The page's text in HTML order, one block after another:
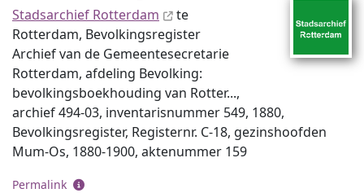
Stadsarchief Rotterdam
te
Rotterdam, Bevolkingsregister
Archief van de Gemeentesecretarie
Rotterdam, afdeling Bevolking:
bevolkingsboekhouding van Rotter...,
archief 494-03, inventaris­num­mer 549, 1880,
Bevolkingsregister, Registernr. C-18, gezinshoofden
Mum-Os, 1880-1900, aktenummer 159
Permalink